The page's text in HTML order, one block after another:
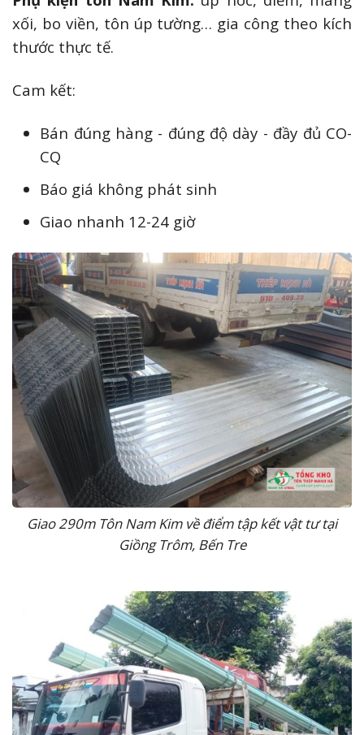
xối, bo viền, tôn úp tường… gia công theo kích
thước thực tế.
Cam kết:
Bán đúng hàng - đúng độ dày - đầy đủ CO-
CQ
Báo giá không phát sinh
Giao nhanh 12-24 giờ
Giao 290m Tôn Nam Kim về điểm tập kết vật tư tại
Giồng Trôm, Bến Tre